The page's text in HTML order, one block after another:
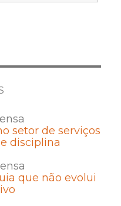
setor de serviços
disciplina
que não evolui